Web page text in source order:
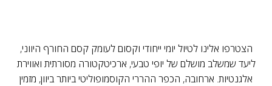
הצטרפו אלינו לטיול יומי ייחודי וקסום לעומק קסם החורף היווני,
ליעד שמשלב מושלם של יופי טבעי, ארכיטקטורה מסורתית ואווירת
אלגנטיות. ארחובה, הכפר ההררי הקוסמופוליטי ביותר ביוון, מזמין